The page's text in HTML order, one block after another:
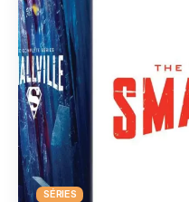
SÉRIES